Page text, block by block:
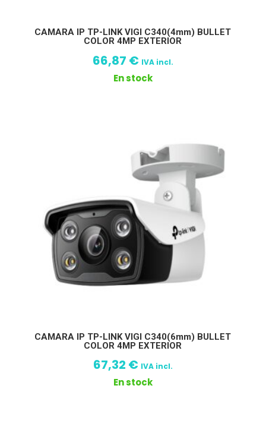
CAMARA IP TP-LINK VIGI C340(4mm) BULLET
COLOR 4MP EXTERIOR
66,87 € IVA incl.
En stock
CAMARA IP TP-LINK VIGI C340(6mm) BULLET
COLOR 4MP EXTERIOR
67,32 € IVA incl.
En stock